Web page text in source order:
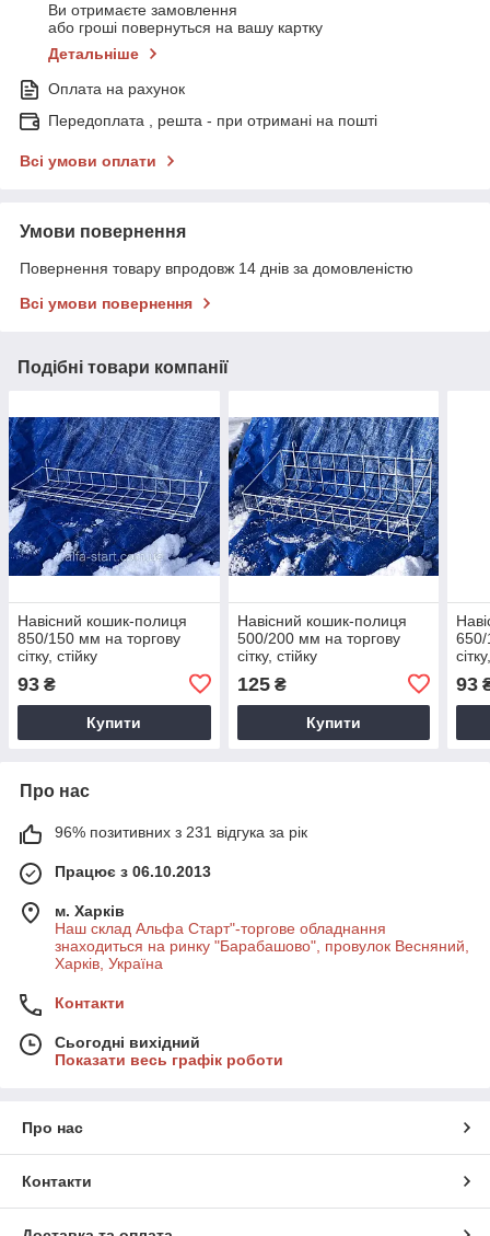
Ви отримаєте замовлення
або гроші повернуться на вашу картку
Детальніше
Оплата на рахунок
Передоплата , решта - при отримані на пошті
Всі умови оплати
Умови повернення
Повернення товару впродовж 14 днів за домовленістю
Всі умови повернення
Подібні товари компанії
Навісний кошик-полиця
850/150 мм на торгову
сітку, стійку
93 ₴
Купити
Навісний кошик-полиця
500/200 мм на торгову
сітку, стійку
125₴
Купити
650/
93
Про нас
96% позитивних з 231 відгука за рік
Працює з 06.10.2013
м. Харків
Наш склад Альфа Старт"-торгове обладнання
знаходиться на ринку "Барабашово", провулок Весняний,
Харків, Україна
Контакти
Сьогодні вихідний
Показати весь графік роботи
Про нас
Контакти